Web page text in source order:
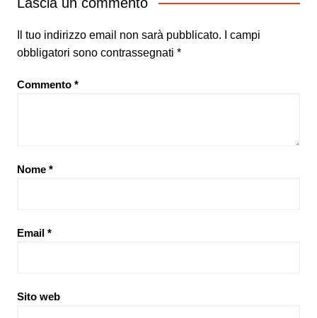
Lascia un commento
Il tuo indirizzo email non sarà pubblicato.
I campi
obbligatori sono contrassegnati *
Commento *
Nome *
Email *
Sito web